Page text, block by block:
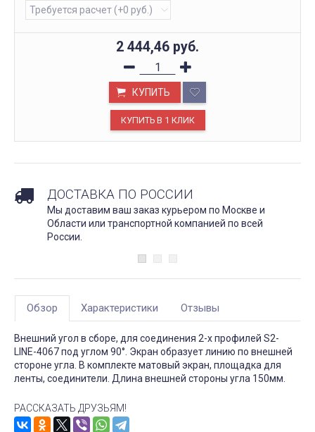
2 444,46 руб.
КУПИТЬ
ДОСТАВКА ПО РОССИИ
Мы доставим ваш заказ курьером по Москве и
Области или транспортной компанией по всей
России.
Обзор Характеристики Отзывы
Внешний угол в сборе, для соединения 2-х профилей S2-
LINE-4067 под углом 90°. Экран образует линию по внешней
стороне угла. В комплекте матовый экран, площадка для
ленты, соединители. Длина внешней стороны угла 150мм.
РАССКАЗАТЬ ДРУЗЬЯМ!